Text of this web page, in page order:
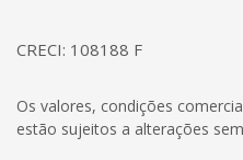
CRECI: 108188 F
Os valores, condições
estão sujeitos a alterações